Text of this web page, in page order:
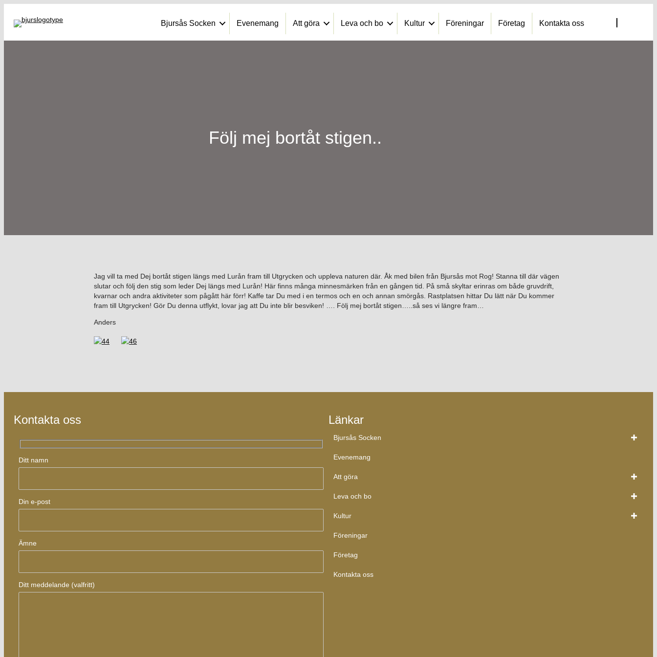
Bjursås Socken Evenemang Att göra Leva och bo Kultur Föreningar Företag Kontakta oss
Följ mej bortåt stigen..
Jag vill ta med Dej bortåt stigen längs med Lurån fram till Utgrycken och uppleva naturen där. Åk med bilen från Bjursås mot Rog! Stanna till där vägen
slutar och följ den stig som leder Dej längs med Lurån! Här finns många minnesmärken från en gången tid. På små skyltar erinras om både gruvdrift,
kvarnar och andra aktiviteter som pågått här förr! Kaffe tar Du med i en termos och en och annan smörgås. Rastplatsen hittar Du lätt när Du kommer
fram till Utgrycken! Gör Du denna utflykt, lovar jag att Du inte blir besviken! …. Följ mej bortåt stigen…..så ses vi längre fram…
Anders
Kontakta oss
Ditt namn
Din e-post
Ämne
Ditt meddelande (valfritt)
Länkar
Bjursås Socken
Evenemang
Att göra
Leva och bo
Kultur
Föreningar
Företag
Kontakta oss